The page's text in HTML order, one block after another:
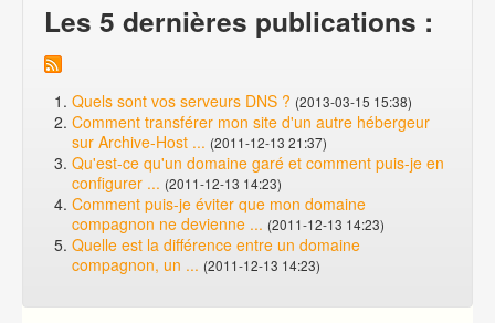
Les 5 dernières publications :
Quels sont vos serveurs DNS ? (2013-03-15 15:38)
Comment transférer mon site d'un autre hébergeur
sur Archive-Host ... (2011-12-13 21:37)
Qu'est-ce qu'un domaine garé et comment puis-je en
configurer ... (2011-12-13 14:23)
Comment puis-je éviter que mon domaine
compagnon ne devienne ... (2011-12-13 14:23)
Quelle est la différence entre un domaine
compagnon, un ... (2011-12-13 14:23)